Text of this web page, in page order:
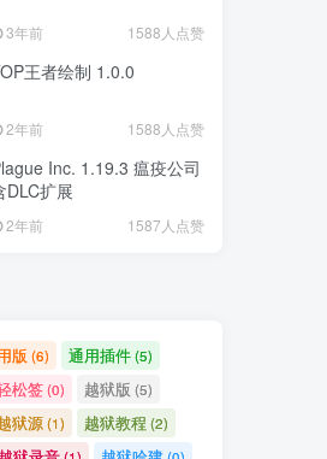
3年前 1588人点赞
王者绘制 1.0.0
2年前 1588人点赞
Inc. 1.19.3 瘟疫公司
DLC扩展
2年前 1587人点赞
版 (6) 通用插件(5)
松签(0) 越狱版 (5)
狱源(1) 越狱教程 (2)